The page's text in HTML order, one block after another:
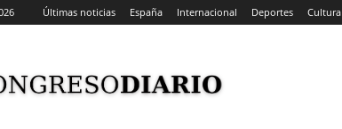
Últimas noticias España Internacional Deportes Cultura